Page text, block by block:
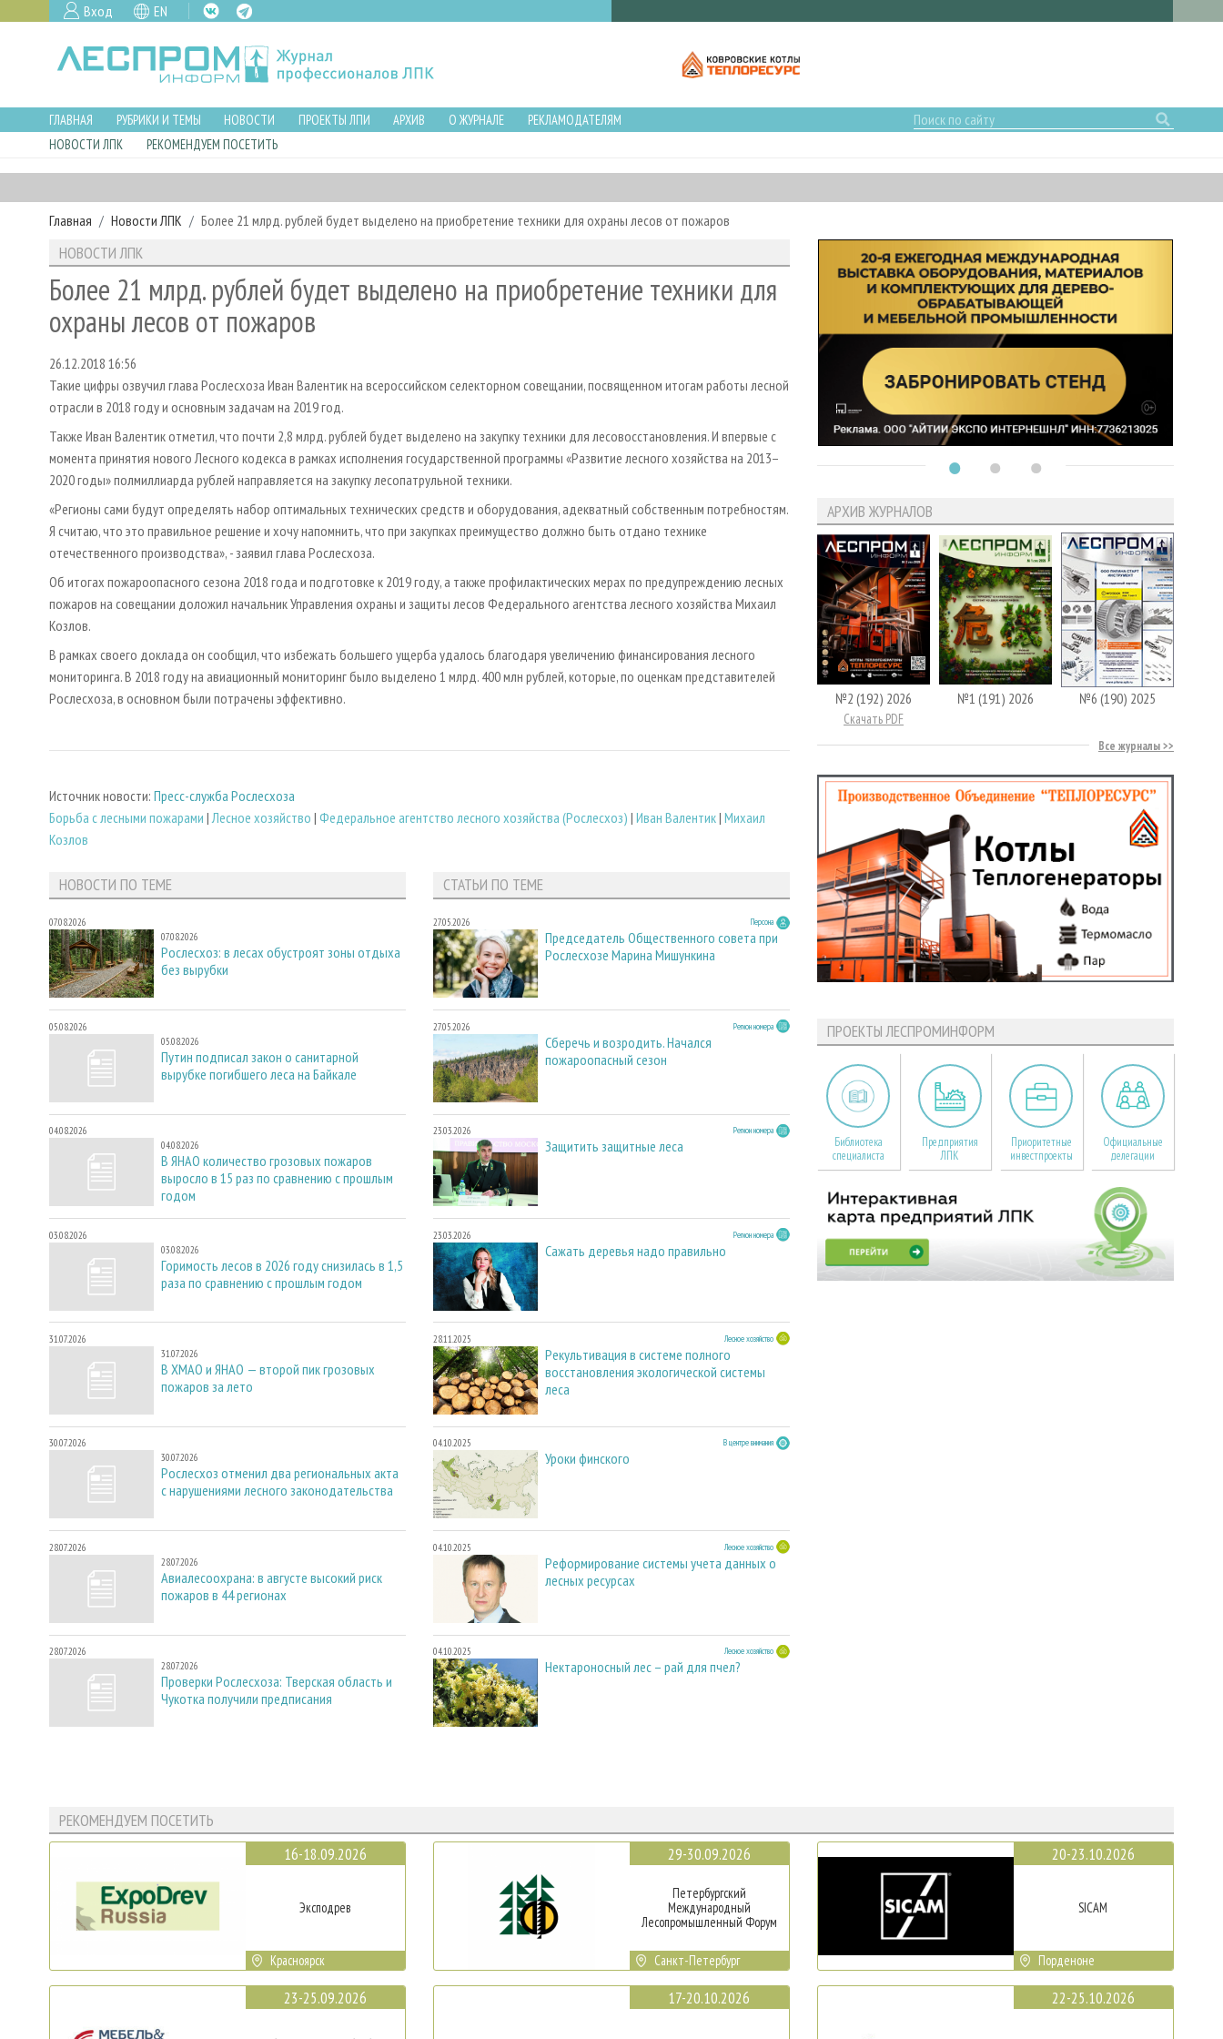
Вход EN
ГЛАВНАЯ РУБРИКИ И ТЕМЫ НОВОСТИ ПРОЕКТЫ ЛПИ АРХИВ О ЖУРНАЛЕ
РЕКЛАМОДАТЕЛЯМ
НОВОСТИ ЛПК
РЕКОМЕНДУЕМ ПОСЕТИТЬ
Главная Новости ЛПК Более 21 млрд. рублей будет выделено на приобретение техники для охраны лесов от пожаров
НОВОСТИ ЛПК
Более 21 млрд. рублей будет выделено на приобретение техники для
охраны лесов от пожаров
26.12.2018 16:56
Такие цифры озвучил глава Рослесхоза Иван Валентик на всероссийском селекторном совещании, посвященном итогам работы лесной
отрасли в 2018 году и основным задачам на 2019 год.
Также Иван Валентик отметил, что почти 2,8 млрд. рублей будет выделено на закупку техники для лесовосстановления. И впервые с
момента принятия нового Лесного кодекса в рамках исполнения государственной программы «Развитие лесного хозяйства на 2013–
2020 годы» полмиллиарда рублей направляется на закупку лесопатрульной техники.
«Регионы сами будут определять набор оптимальных технических средств и оборудования, адекватный собственным потребностям.
Я считаю, что это правильное решение и хочу напомнить, что при закупках преимущество должно быть отдано технике
отечественного производства», - заявил глава Рослесхоза.
Об итогах пожароопасного сезона 2018 года и подготовке к 2019 году, а также профилактических мерах по предупреждению лесных
пожаров на совещании доложил начальник Управления охраны и защиты лесов Федерального агентства лесного хозяйства Михаил
Козлов.
В рамках своего доклада он сообщил, что избежать большего ущерба удалось благодаря увеличению финансирования лесного
мониторинга. В 2018 году на авиационный мониторинг было выделено 1 млрд. 400 млн рублей, которые, по оценкам представителей
Рослесхоза, в основном были потрачены эффективно.
Источник новости: Пресс-служба Рослесхоза
Борьба с лесными пожарами | Лесное хозяйство | Федеральное агентство лесного хозяйства (Рослесхоз) | Иван Валентик| Михаил
Козлов
НОВОСТИ ПО ТЕМЕ
07.08.2026
07.08.2026
Рослесхоз: в лесах обустроят зоны отдыха
без вырубки
05.08.2026
05.08.2026
Путин подписал закон о санитарной
вырубке погибшего леса на Байкале
04.08.2026
04.08.2026
В ЯНАО количество грозовых пожаров
выросло в 15 раз по сравнению с прошлым
годом
03.08.2026
03.08.2026
Горимость лесов в 2026 году снизилась в 1,5
раза по сравнению с прошлым годом
31.07.2026
31.07.2026
В ХМАО и ЯНАО — второй пик грозовых
пожаров за лето
30.07.2026
30.07.2026
Рослесхоз отменил два региональных акта
с нарушениями лесного законодательства
28.07.2026
28.07.2026
Авиалесоохрана: в августе высокий риск
пожаров в 44 регионах
28.07.2026
28.07.2026
Проверки Рослесхоза: Тверская область и
Чукотка получили предписания
СТАТЬИ ПО ТЕМЕ
27.05.2026 Персона
Председатель Общественного совета при
Рослесхозе Марина Мишункина
27.05.2026 Регион номера
Сберечь и возродить. Начался
пожароопасный сезон
23.03.2026 Регион номера
Защитить защитные леса
23.03.2026 Регион номера
Сажать деревья надо правильно
28.11.2025 Лесное хозяйство
Рекультивация в системе полного
восстановления экологической системы
леса
04.10.2025 В центре внимания
Уроки финского
04.10.2025 Лесное хозяйство
Реформирование системы учета данных о
лесных ресурсах
04.10.2025 Лесное хозяйство
Нектароносный лес – рай для пчел?
АРХИВ ЖУРНАЛОВ
№2 (192) 2026
Скачать PDF
№1 (191) 2026 №6 (190) 2025
Все журналы
ПРОЕКТЫ ЛЕСПРОМИНФОРМ
Библиотека
специалиста
Предприятия
ЛПК
Приоритетные
инвестпроекты
Официальные
делегации
РЕКОМЕНДУЕМ ПОСЕТИТЬ
16-18.09.2026
Эксподрев
Красноярск
23-25.09.2026
29-30.09.2026
Петербургский
Международный
Лесопромышленный Форум
Санкт-Петербург
17-20.10.2026
20-23.10.2026
SICAM
Порденоне
22-25.10.2026